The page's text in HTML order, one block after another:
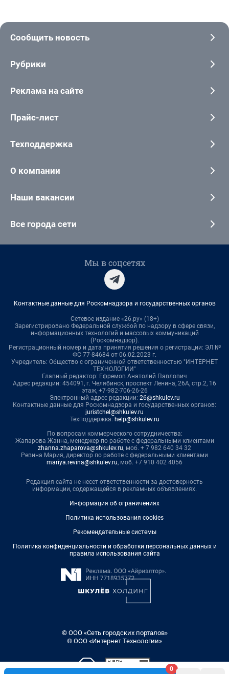
0
Сообщить новость
Рубрики
Реклама на сайте
Прайс-лист
Техподдержка
О компании
Наши вакансии
Все города сети
Мы в соцсетях
Контактные данные для Роскомнадзора и государственных органов
Сетевое издание «26.ру» (18+)
Зарегистрировано Федеральной службой по надзору в сфере связи,
информационных технологий и массовых коммуникаций
(Роскомнадзор).
Регистрационный номер и дата принятия решения о регистрации: ЭЛ №
ФС 77-84684 от 06.02.2023 г.
Учредитель: Общество с ограниченной ответственностью "ИНТЕРНЕТ
ТЕХНОЛОГИИ"
Главный редактор: Ефремов Анатолий Павлович
Адрес редакции: 454091, г. Челябинск, проспект Ленина, 26А, стр.2, 16
этаж, +7-982-706-26-26
Электронный адрес редакции: 26@shkulev.ru
Контактные данные для Роскомнадзора и государственных органов:
juristchel@shkulev.ru
Техподдержка: help@shkulev.ru
По вопросам коммерческого сотрудничества:
Жапарова Жанна, менеджер по работе с федеральными клиентами
zhanna.zhaparova@shkulev.ru, моб. + 7 982 640 34 32
Ревина Мария, директор по работе с федеральными клиентами
mariya.revina@shkulev.ru, моб. +7 910 402 4056
Редакция сайта не несет ответственности за достоверность
информации, содержащейся в рекламных объявлениях.
Информация об ограничениях
Политика использования cookies
Рекомендательные системы
Политика конфиденциальности и обработки персональных данных и
правила использования сайта
© ООО «Сеть городских порталов»
© ООО «Интернет Технологии»